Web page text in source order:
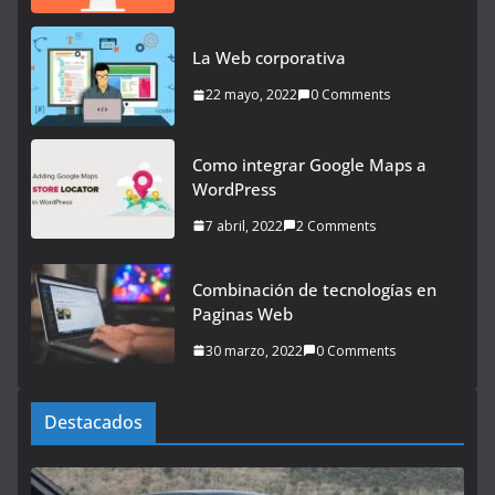
La Web corporativa
22 mayo, 2022 0 Comments
Como integrar Google Maps a
WordPress
7 abril, 2022 2 Comments
Combinación de tecnologías en
Paginas Web
30 marzo, 2022 0 Comments
Destacados